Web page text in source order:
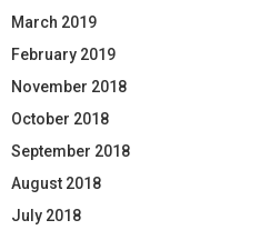
March 2019
February 2019
November 2018
October 2018
September 2018
August 2018
July 2018